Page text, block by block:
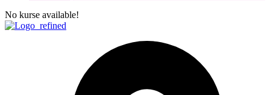
No kurse available!